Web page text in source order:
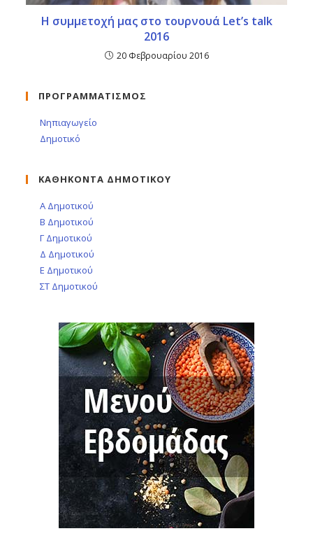
Η συμμετοχή μας στο τουρνουά Let’s talk
2016
20 Φεβρουαρίου 2016
ΠΡΟΓΡΑΜΜΑΤΙΣΜΟΣ
Νηπιαγωγείο
Δημοτικό
ΚΑΘΗΚΟΝΤΑ ΔΗΜΟΤΙΚΟΥ
Α Δημοτικού
Β Δημοτικού
Γ Δημοτικού
Δ Δημοτικού
Ε Δημοτικού
ΣΤ Δημοτικού